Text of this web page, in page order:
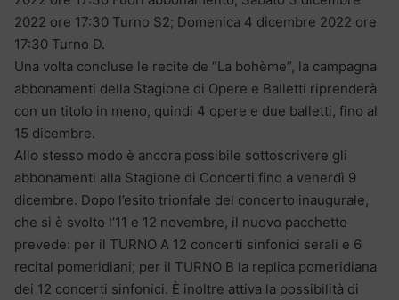
2022 ore 17:30 Turno S2; Domenica 4 dicembre 2022 ore
17:30 Turno D.
Una volta concluse le recite de “La bohème”, la campagna
abbonamenti della Stagione di Opere e Balletti riprenderà
con un titolo in meno, quindi 4 opere e due balletti, fino al
15 dicembre.
Allo stesso modo è ancora possibile sottoscrivere gli
abbonamenti alla Stagione di Concerti fino a venerdì 9
dicembre. Dopo l’esito trionfale del concerto inaugurale,
che si è svolto l’11 e 12 novembre, il nuovo pacchetto
prevede: per il TURNO A 12 concerti sinfonici serali e 6
recital pomeridiani; per il TURNO B la replica pomeridiana
dei 12 concerti sinfonici. È inoltre attiva la possibilità di